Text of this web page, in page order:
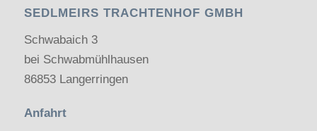
SEDLMEIRS TRACHTENHOF GMBH
Schwabaich 3
bei Schwabmühlhausen
86853 Langerringen
Anfahrt